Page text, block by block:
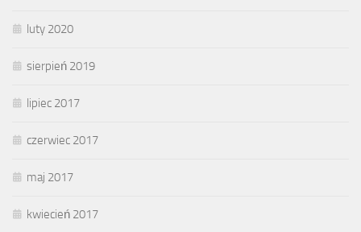
luty 2020
sierpień 2019
lipiec 2017
czerwiec 2017
maj 2017
kwiecień 2017